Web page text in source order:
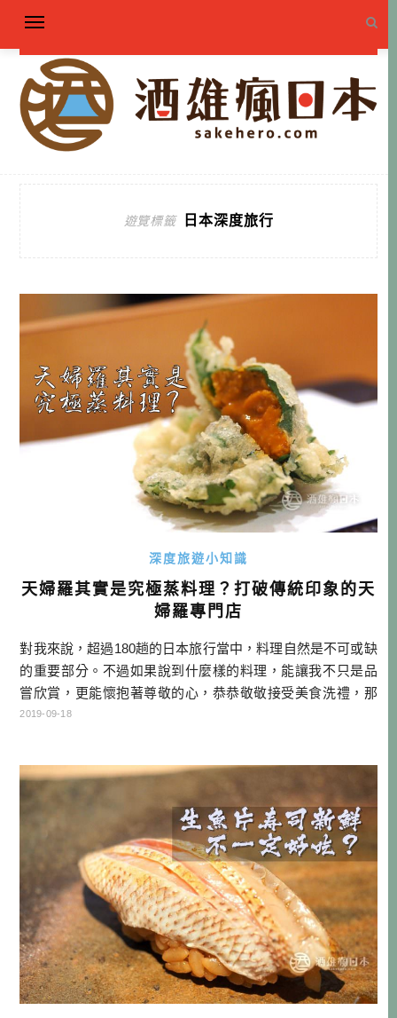
遊覽標籤 日本深度旅行
深度旅遊小知識
天婦羅其實是究極蒸料理？打破傳統印象的天
婦羅專門店
對我來說，超過180趟的日本旅行當中，料理自然是不可或缺
的重要部分。不過如果說到什麼樣的料理，能讓我不只是品
嘗欣賞，更能懷抱著尊敬的心，恭恭敬敬接受美食洗禮，那
肯定就是天婦羅了。坦白說我第一次吃到天婦羅專門店的天
全超過了我的期待。至今如果有機會造訪厲害的天婦羅店，
仍然都是滿心期待。因為我知道， […]…
2019-09-18